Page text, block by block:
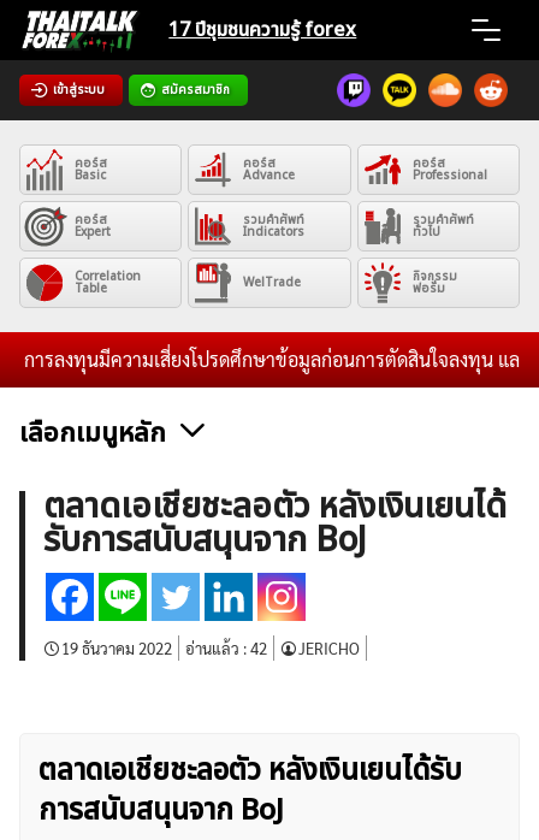
Skip
content
17 ปีชุมชนความรู้ forex
เข้าสู่ระบบ สมัครสมาชิก
Home
News
Articles
VPS Register
ค้นหา
สำหรับ:
คอร์ส
Basic
คอร์ส
Advance
คอร์ส
Professional
คอร์ส
Expert
รวมคำศัพท์
Indicators
รวมคำศัพท์
ทั่วไป
Correlation
Table WelTrade กิจกรรม
ฟอรั่ม
ารลงทุนมีความเสี่ยงโปรดศึกษาข้อมูลก่อนการตัดสินใจลงทุน และไม่
เลือกเมนูหลัก
ข่าวฟอเร็กซ์และสกุลเงิน คริปโตเคอร์เรนซี
ฟรีซิกแนล รายวัน
บทวิเคราะห์
เศรษฐกิจทั่วไป ดัชนี-หุ้น
พันธบัตร
สินค้าโภคภัณฑ์
โบรกเกอร์ FX
โปรโมชั่น Forex
กองทุน Forex
ฟรี EA
ตลาดเอเชียชะลอตัว หลังเงินเยนได้
รับการสนับสนุนจาก BoJ
19 ธันวาคม 2022 อ่านแล้ว :42 JERICHO
ตลาดเอเชียชะลอตัว หลังเงินเยนได้รับ
การสนับสนุนจาก BoJ